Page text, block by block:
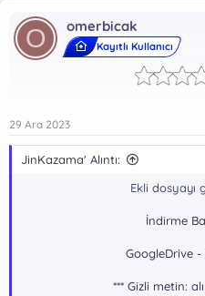
O omerbicak
Kayıtlı Kullanıcı
29 Ara 2023
JinKazama' Alıntı:
Ekli dosyayı
İndirme
GoogleDrive -
*** Gizli metin: